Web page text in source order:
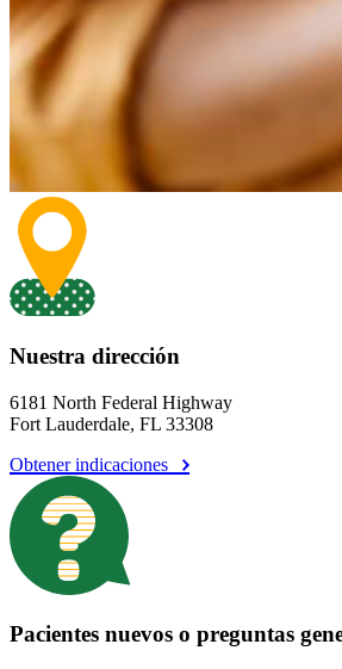
Nuestra dirección
6181 North Federal Highway
Fort Lauderdale, FL 33308
Obtener indicaciones
Pacientes nuevos o preguntas